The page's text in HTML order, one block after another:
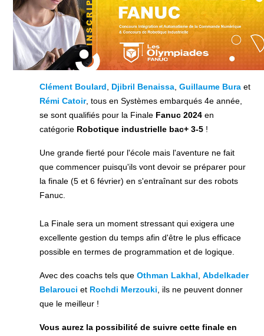
Clément Boulard Djibril Benaissa, Guillaume Bura et
Rémi Catoir, tous en Systèmes embarqués 4e année,
se sont qualifiés pour la Finale Fanuc 2024en
catégorie Robotique industrielle bac+ 3-5!
Une grande fierté pour l'école mais l'aventure ne fait
que commencer puisqu'ils vont devoir se préparer pour
la finale (5 et 6 février) en s'entraînant sur des robots
Fanuc.
La Finale sera un moment stressant qui exigera une
excellente gestion du temps afin d'être le plus efficace
possible en termes de programmation et de logique.
Avec des coachs tels que Othman Lakhal Abdelkader
Belarouci et Rochdi Merzouki , ils ne peuvent donner
que le meilleur !
Vous aurez la possibilité de suivre cette finale en